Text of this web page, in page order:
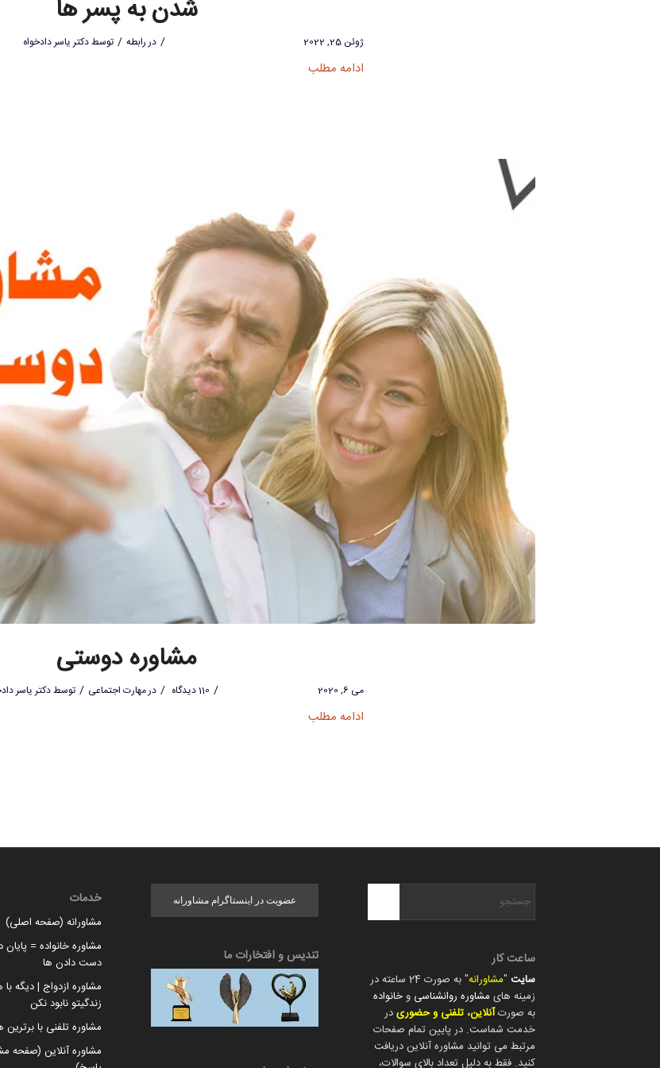
شدن به پسر ها
ژوئن 25, 2022 / دررابطه / توسطدکتر یاسر دادخواه
ادامه مطلب
مشاوره دوستی
می 6, 2020 / 110 دیدگاه / درمهارت اجتماعی / توسطدکتر یاسر
ادامه مطلب
ساعت کار
سایت "مشاورانه
" به صورت 24 ساعته در
زمینه های مشاوره روانشناسی و خانواده
به صورتآنلاین، تلفنی و حضوریدر
خدمت شماست. در پایین تمام صفحات
مرتبط می توانید مشاوره آنلاین دریافت
کنید. فقط به دلیل تعداد بالای سوالات،
عضویت در اینستاگرام مشاورانه
تندیس و افتخارات ما
خدمات
مشاورانه (صفحه اصلی)
مشاوره خانواده =
دست دادن ها
مشاوره ازدواج | دیگه با
زندگیتو نابود نکن
مشاوره تلفنی با برترین
مشاوره آنلاین (صفحه